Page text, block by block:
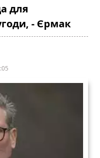
для
- Єрмак